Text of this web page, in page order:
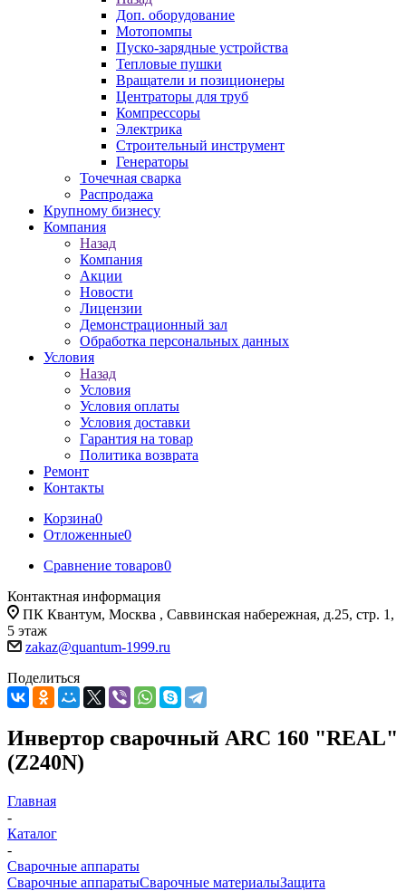
Доп. оборудование
Мотопомпы
Пуско-зарядные устройства
Тепловые пушки
Вращатели и позиционеры
Центраторы для труб
Компрессоры
Электрика
Строительный инструмент
Генераторы
Точечная сварка
Распродажа
Крупному бизнесу
Компания
Назад
Компания
Акции
Новости
Лицензии
Демонстрационный зал
Обработка персональных данных
Условия
Назад
Условия
Условия оплаты
Условия доставки
Гарантия на товар
Политика возврата
Ремонт
Контакты
Корзина0
Отложенные0
Сравнение товаров0
Контактная информация
ПК Квантум, Москва , Саввинская набережная, д.25, стр. 1,
5 этаж
zakaz@quantum-1999.ru
Поделиться
Инвертор сварочный ARC 160 "REAL"
(Z240N)
Главная
-
Каталог
-
Сварочные аппараты
Сварочные аппаратыСварочные материалыЗащита